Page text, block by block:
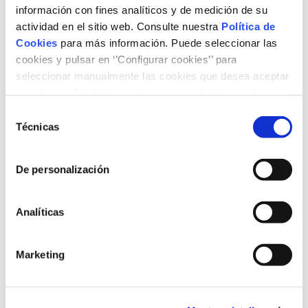
información con fines analíticos y de medición de su
actividad en el sitio web. Consulte nuestra Política de
Cookies para más información. Puede seleccionar las
cookies y pulsar en ‘’Configurar cookies’’ para
seleccionar manualmente las cookies que desea aceptar
Técnicas
De personalización
Analíticas
Marketing
Fundación Naturgy i IIT Comillas
L’electricitat a Espanya: formació del
preu, composició de la factura i